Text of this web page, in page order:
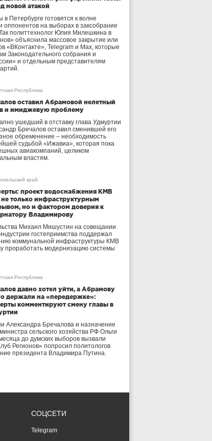
новой атакой
Петербурге готовятся к волне
оппонентов на выборах в заксобрание
политтехнолог Юлия Милешкина в
объяснила массовое закрытие или
«ВКонтакте», Telegram и Max, которые
Законодательного собрания и
и отдельным представителям
Республика
оставил Абрамовой нелетный
и имиджевую проблему
ушедший в отставку глава Удмуртии
Бречалов оставил сменившей его
обременение – необходимость
судьбой «Ижавиа», которая пока
авиакомпаний, целиком
властям.
край
проект водоснабжения КМВ
не только инфраструктурным
но и фактором доверия к
Владимирову
Михаил Мишустин на совещании
гостеприимства поддержал
коммунальной инфраструктуры КМВ
проработать модернизацию системы
Республика
давно хотел уйти, а Абрамову
держали на «передержке»:
комментируют смену главы в
Александра Бречалова и назначение
сельского хозяйства РФ Ольги
до думских выборов вызвали
Регионов» попросил политологов
президента Владимира Путина.
СОЦСЕТИ
Telegram